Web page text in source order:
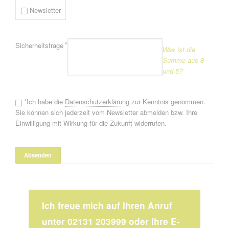
Newsletter
Pflichtfeld
Sicherheitsfrage*
Was ist die
Summe aus 8
und 5?
*Ich habe die Datenschutzerklärungzur Kenntnis genommen.
Sie können sich jederzeit vom Newsletter abmelden bzw. Ihre
Einwilligung mit Wirkung für die Zukunft widerrufen.
Ich freue mich auf Ihren Anruf
unter 02131 203999 oder Ihre E-